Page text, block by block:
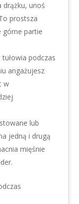
drążku, unoś
prostsza
górne partie
podczas
angażujesz
w
lub
jedną i drugą
mięśnie